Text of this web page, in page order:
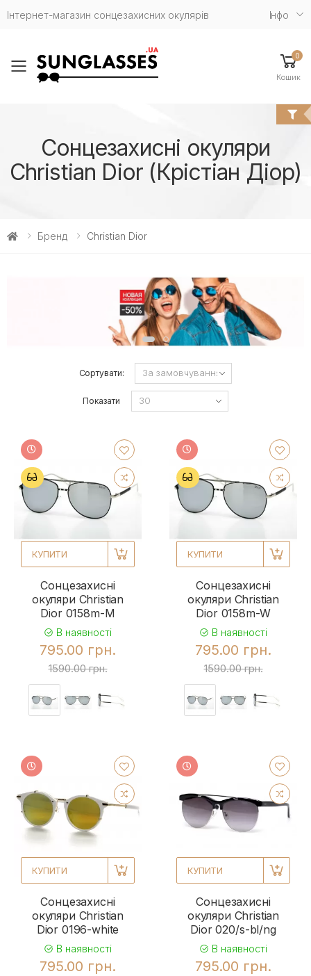
Інтернет-магазин сонцезахисних окулярів Iнфо
Toggle mobile menu
0
Кошик
Сонцезахисні окуляри
Christian Dior (Крістіан Діор)
Бренд Christian Dior
Сортувати:
Показати
КУПИТИ
Сонцезахисні
окуляри Christian
Dior 0158m-M
В наявності
795.00 грн.
1590.00 грн.
КУПИТИ
Сонцезахисні
окуляри Christian
Dior 0158m-W
В наявності
795.00 грн.
1590.00 грн.
КУПИТИ
Сонцезахисні
окуляри Christian
Dior 0196-white
В наявності
795.00 грн.
КУПИТИ
Сонцезахисні
окуляри Christian
Dior 020/s-bl/ng
В наявності
795.00 грн.